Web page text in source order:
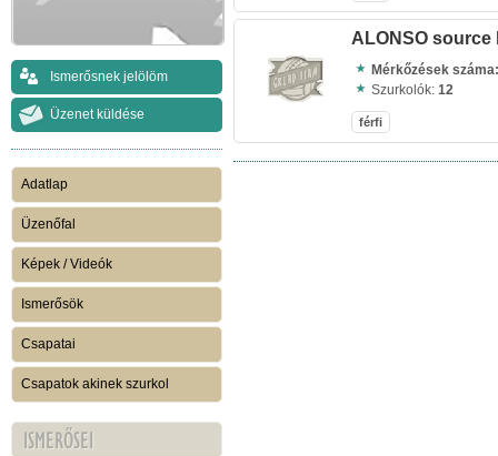
Ismerősnek jelölöm
Üzenet küldése
Adatlap
Üzenőfal
Képek / Videók
Ismerősök
Csapatai
Csapatok akinek szurkol
ISMERŐSEI
ALONSO source
Mérkőzések
Szurkolók: 12
férfi